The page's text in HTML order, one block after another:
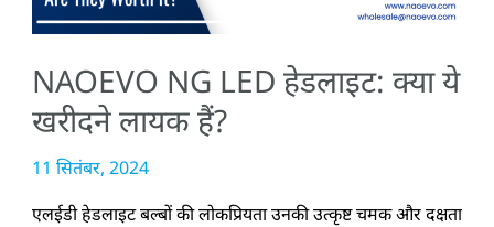
NAOEVO NG LED हेडलाइट: क्या ये
खरीदने लायक हैं?
11 सितंबर, 2024
एलईडी हेडलाइट बल्बों की लोकप्रियता उनकी उत्कृष्ट चमक और दक्षता
खरीदने
हैं?